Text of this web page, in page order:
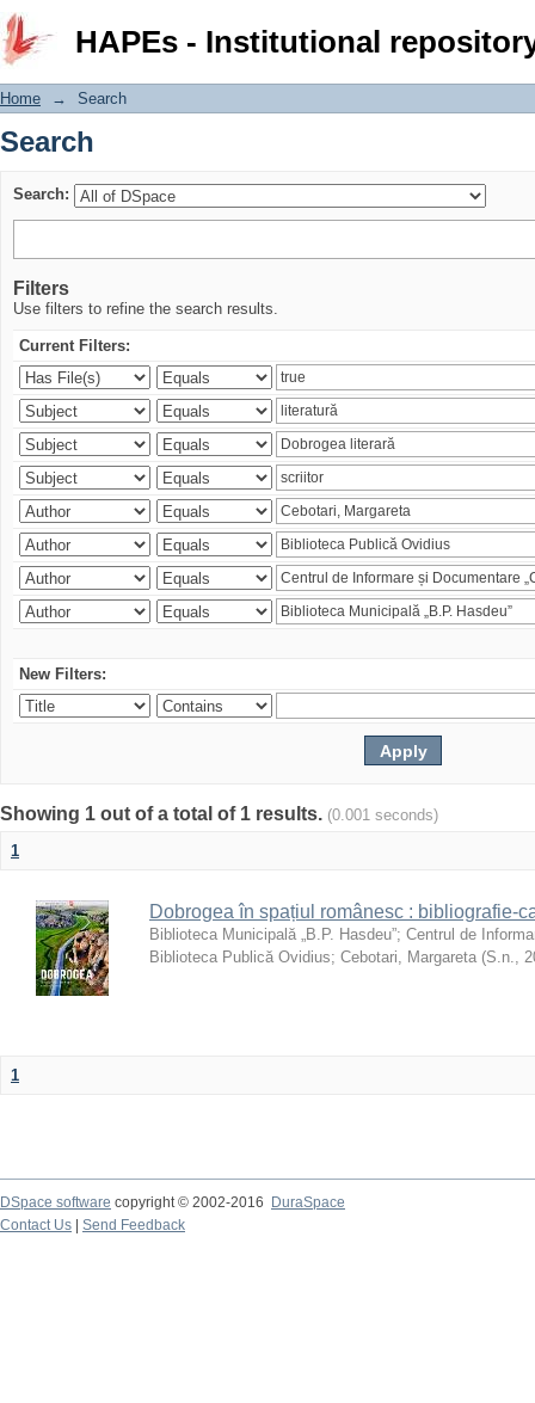
HAPEs - Institutional
Search
Home → Search
Search
Search:
Filters
Use filters to refine the search results.
Current Filters:
New Filters:
Showing 1 out of a total of 1 results. (0.001 seconds)
1
Dobrogea în spațiul românesc : bibliografie-
Biblioteca Municipală „B.P. Hasdeu”; Centrul de
Biblioteca Publică Ovidius; Cebotari, Margareta (S.n.,
1
DSpace software copyright © 2002-2016
DuraSpace
Contact Us
Send Feedback